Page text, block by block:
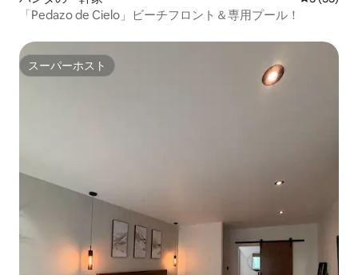
「Pedazo de Cielo」ビーチフロント＆専用プール！
スーパーホスト
スーパーホスト